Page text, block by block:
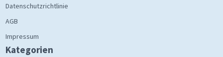
Datenschutzrichtlinie
AGB
Impressum
Kategorien